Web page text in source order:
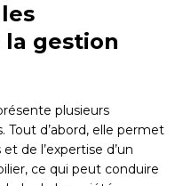
gestion
plusieurs
Tout d’abord, elle permet
de l’expertise d’un
ce qui peut conduire